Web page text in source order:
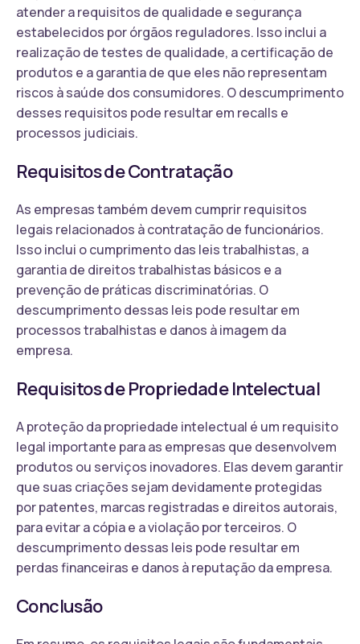
atender a requisitos de qualidade e segurança
estabelecidos por órgãos reguladores. Isso inclui a
realização de testes de qualidade, a certificação de
produtos e a garantia de que eles não representam
riscos à saúde dos consumidores. O descumprimento
desses requisitos pode resultar em recalls e
processos judiciais.
Requisitos de Contratação
As empresas também devem cumprir requisitos
legais relacionados à contratação de funcionários.
Isso inclui o cumprimento das leis trabalhistas, a
garantia de direitos trabalhistas básicos e a
prevenção de práticas discriminatórias. O
descumprimento dessas leis pode resultar em
processos trabalhistas e danos à imagem da
empresa.
Requisitos de Propriedade Intelectual
A proteção da propriedade intelectual é um requisito
legal importante para as empresas que desenvolvem
produtos ou serviços inovadores. Elas devem garantir
que suas criações sejam devidamente protegidas
por patentes, marcas registradas e direitos autorais,
para evitar a cópia e a violação por terceiros. O
descumprimento dessas leis pode resultar em
perdas financeiras e danos à reputação da empresa.
Conclusão